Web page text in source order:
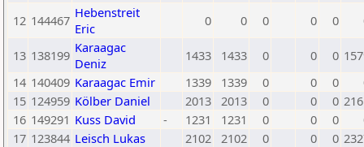
12 144467 Hebenstreit
Eric
0 0 0 0 0
13 138199 Karaagac
Deniz
1433 1433 0 0 0
14 140409 Karaagac Emir 1339 1339 0 0 0
15 124959 Kölber Daniel 2013 2013 0 0 0
16 149291 Kuss David - 1231 1231 0 0 0
17 123844 Leisch Lukas 2102 2102 0 0 0